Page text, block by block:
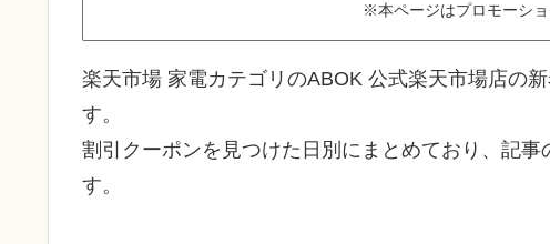
※本ページはプロモーシ
楽天市場 家電カテゴリのABOK 公式楽天市場店の
す。
割引クーポンを見つけた日別にまとめており、記
す。